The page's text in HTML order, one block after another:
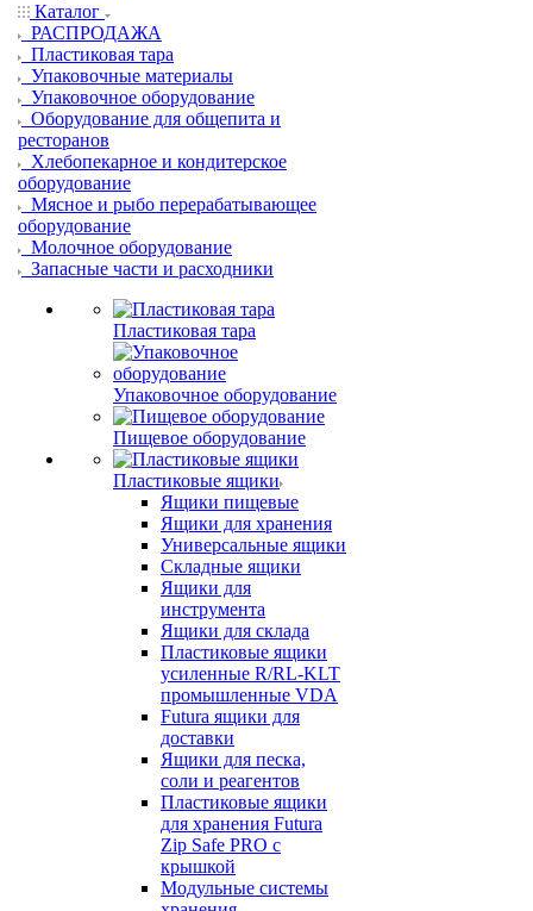
Каталог
РАСПРОДАЖА
Пластиковая тара
Упаковочные материалы
Упаковочное оборудование
Оборудование для общепита и
ресторанов
Хлебопекарное и кондитерское
оборудование
Мясное и рыбо перерабатывающее
оборудование
Молочное оборудование
Запасные части и расходники
Пластиковая тара
Упаковочное оборудование
Пищевое оборудование
Пластиковые ящики
Ящики пищевые
Ящики для хранения
Универсальные ящики
Складные ящики
Ящики для
инструмента
Ящики для склада
Пластиковые ящики
усиленные R/RL-KLT
промышленные VDA
Futura ящики для
доставки
Ящики для песка,
соли и реагентов
Пластиковые ящики
для хранения Futura
Zip Safe PRO с
крышкой
Модульные системы